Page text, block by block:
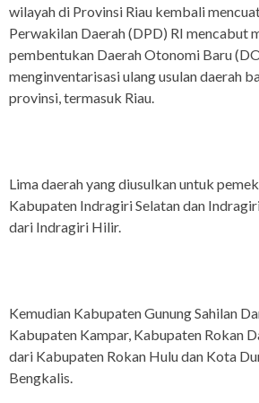
wilayah di Provinsi Riau kembali
Perwakilan Daerah (DPD) RI mencabut
pembentukan Daerah Otonomi Baru
menginventarisasi ulang usulan daerah
provinsi, termasuk Riau.
Lima daerah yang diusulkan untuk
Kabupaten Indragiri Selatan dan
dari Indragiri Hilir.
Kemudian Kabupaten Gunung Sahilan
Kabupaten Kampar, Kabupaten Rokan
dari Kabupaten Rokan Hulu dan Kota
Bengkalis.